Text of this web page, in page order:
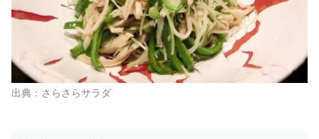
出典：さらさらサラダ